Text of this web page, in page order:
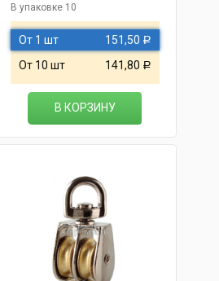
В упаковке 10
От 1 шт 151,50 Р
От 10 шт 141,80 Р
В КОРЗИНУ